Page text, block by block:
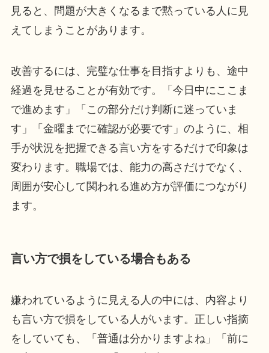
見ると、問題が大きくなるまで黙っている人に見
えてしまうことがあります。
改善するには、完璧な仕事を目指すよりも、途中
経過を見せることが有効です。「今日中にここま
で進めます」「この部分だけ判断に迷っていま
す」「金曜までに確認が必要です」のように、相
手が状況を把握できる言い方をするだけで印象は
変わります。職場では、能力の高さだけでなく、
周囲が安心して関われる進め方が評価につながり
ます。
言い方で損をしている場合もある
嫌われているように見える人の中には、内容より
も言い方で損をしている人がいます。正しい指摘
をしていても、「普通は分かりますよね」「前に